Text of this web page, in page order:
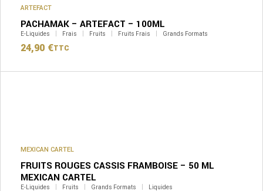
ARTEFACT
PACHAMAK – ARTEFACT – 100ML
E-Liquides Frais Fruits Fruits Frais Grands Formats
24,90 €TTC
MEXICAN CARTEL
FRUITS ROUGES CASSIS FRAMBOISE – 50 ML
MEXICAN CARTEL
E-Liquides Fruits Grands Formats Liquides